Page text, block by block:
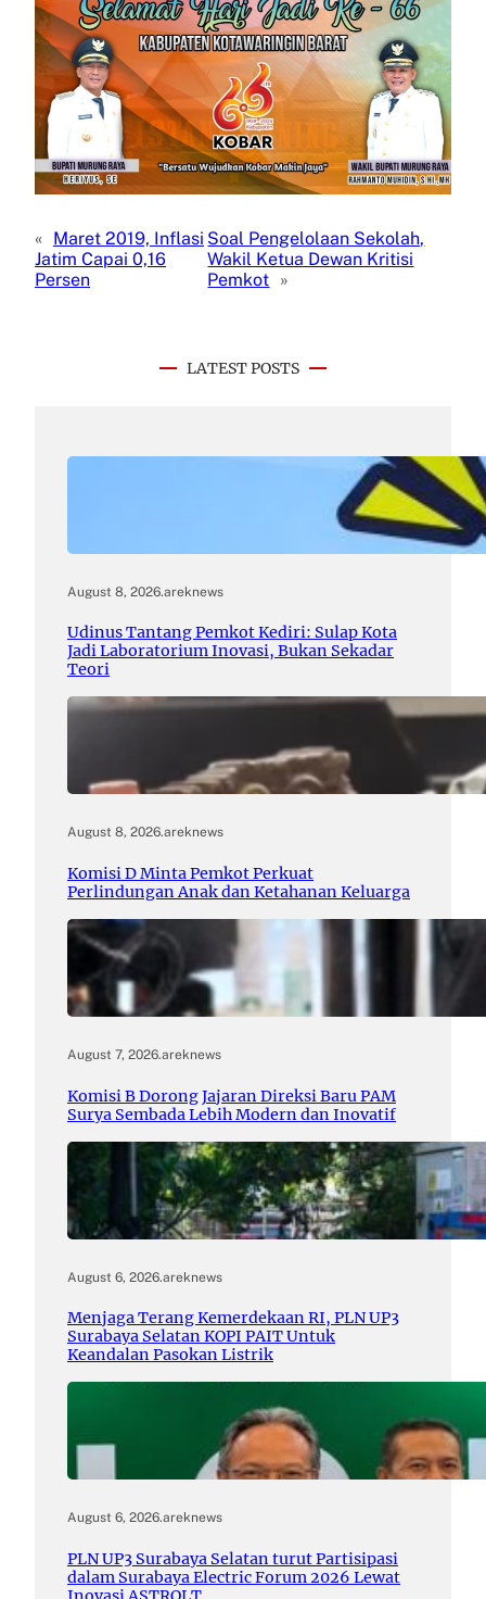
« Maret 2019, Inflasi
Jatim Capai 0,16
Persen
Soal Pengelolaan Sekolah,
Wakil Ketua Dewan Kritisi
Pemkot »
LATEST POSTS
August 8, 2026.areknews
Udinus Tantang Pemkot Kediri: Sulap Kota
Jadi Laboratorium Inovasi, Bukan Sekadar
Teori
August 8, 2026.areknews
Komisi D Minta Pemkot Perkuat
Perlindungan Anak dan Ketahanan Keluarga
August 7, 2026.areknews
Komisi B Dorong Jajaran Direksi Baru PAM
Surya Sembada Lebih Modern dan Inovatif
August 6, 2026.areknews
Menjaga Terang Kemerdekaan RI, PLN UP3
Surabaya Selatan KOPI PAIT Untuk
Keandalan Pasokan Listrik
August 6, 2026.areknews
PLN UP3 Surabaya Selatan turut Partisipasi
dalam Surabaya Electric Forum 2026 Lewat